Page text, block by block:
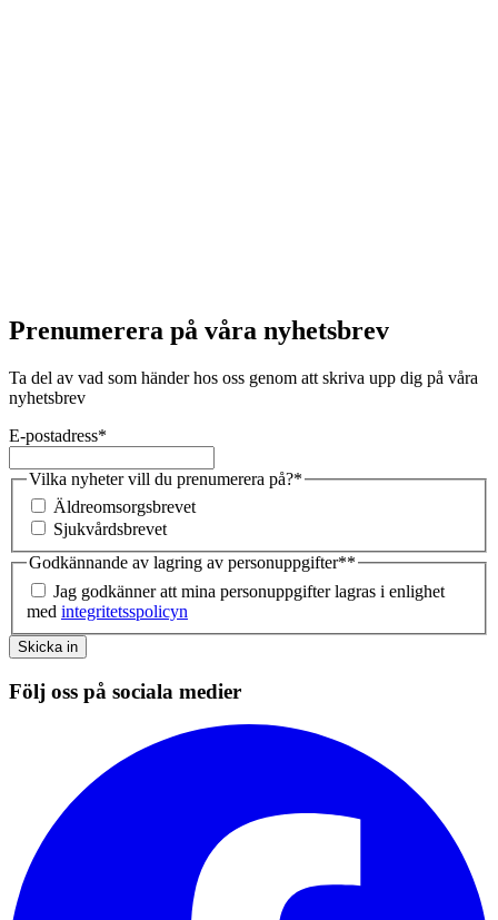
Prenumerera på våra nyhetsbrev
Ta del av vad som händer hos oss genom att skriva upp dig på våra
nyhetsbrev
E-postadress*
Vilka nyheter vill du prenumerera på?*
Äldreomsorgsbrevet
Sjukvårdsbrevet
Godkännande av lagring av personuppgifter**
Jag godkänner att mina personuppgifter lagras i enlighet
med integritetsspolicyn
Skicka in
Följ oss på sociala medier